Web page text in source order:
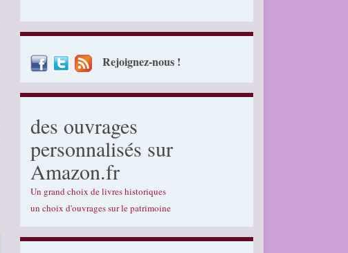
Rejoignez-nous !
des ouvrages
personnalisés sur
Amazon.fr
Un grand choix de livres historiques
un choix d'ouvrages sur le patrimoine